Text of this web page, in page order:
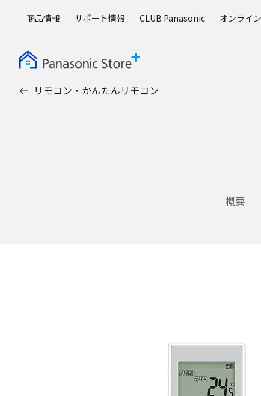
商品情報 サポート情報 CLUB Panasonic オンライ
リモコン・かんたんリモコン
概要